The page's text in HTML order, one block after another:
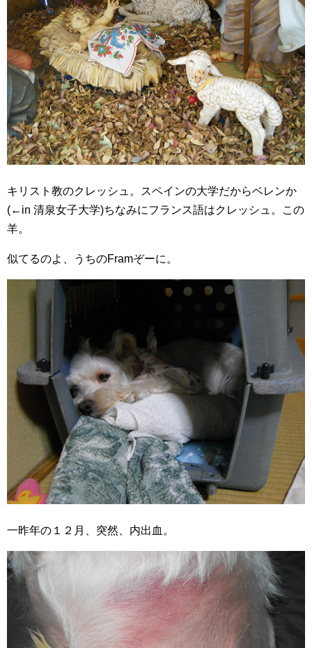
キリスト教のクレッシュ。スペインの大学だからベレンか
(←in 清泉女子大学)ちなみにフランス語はクレッシュ。この
羊。
似てるのよ、うちのFramぞーに。
一昨年の１２月、突然、内出血。